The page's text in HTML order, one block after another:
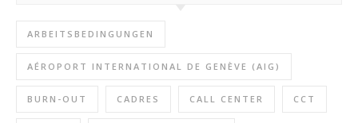
ARBEITSBEDINGUNGEN
AÉROPORT INTERNATIONAL DE GENÈVE (AIG)
BURN-OUT CADRES CALL CENTER CCT